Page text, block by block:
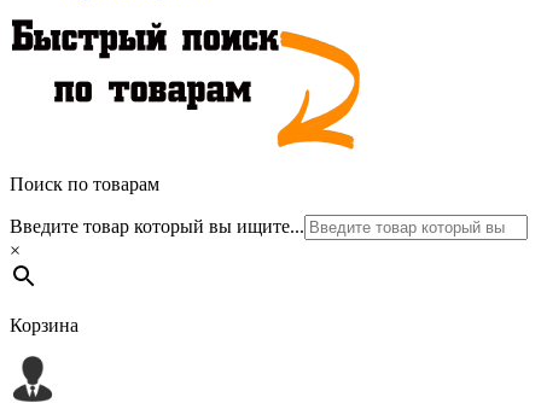
Поиск по товарам
Введите товар который вы ищите...
×
Корзина